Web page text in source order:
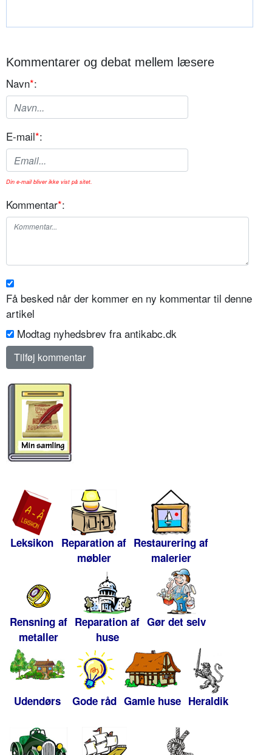
Kommentarer og debat mellem læsere
Navn*:
E-mail*:
Din e-mail bliver ikke vist på sitet.
Kommentar*:
Få besked når der kommer en ny kommentar til denne
artikel
Modtag nyhedsbrev fra antikabc.dk
Leksikon Reparation af
møbler
Restaurering af
malerier
Rensning af
metaller
Reparation af
huse
Gør det selv
Udendørs Gode råd Gamle huse Heraldik